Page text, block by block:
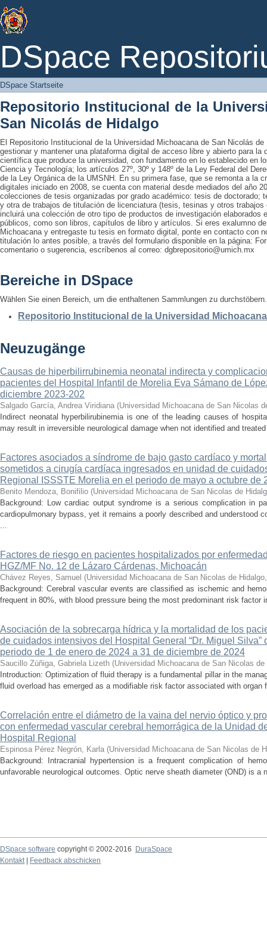
DSpace
DSpace Startseite
DSpace Startseite
Repositorio Institucional de la
San Nicolás de Hidalgo
El Repositorio Institucional de la Universidad Michoacana de San Nicolás
gestionar y mantener una plataforma digital de acceso libre y abierto para la
científica que produce la universidad, con fundamento en lo establecido en
Ciencia y Tecnología; los artículos 27º, 30º y 148º de la Ley Federal del
de la Ley Orgánica de la UMSNH. En su primera fase, que se remonta a la
digitales iniciado en 2008, se cuenta con material desde mediados del año
colecciones de tesis organizadas por grado académico: tesis de doctorado;
y otra de trabajos de titulación de licenciatura (tesis, tesinas y otros
incluirá una colección de otro tipo de productos de investigación elaborados
públicos, como son libros, capítulos de libro y artículos. Si eres exalumno
Michoacana y entregaste tu tesis en formato digital, ponte en contacto con
titulación lo antes posible, a través del formulario disponible en la página:
comentario o sugerencia, escríbenos al correo: dgbrepositorio@umich.mx
Bereiche in DSpace
Wählen Sie einen Bereich, um die enthaltenen Sammlungen zu durchstöbern.
Repositorio Institucional de la Universidad
Neuzugänge
Causas de hiperbilirrubinemia neonatal indirecta y
pacientes del Hospital Infantil de Morelia Eva Sámano de
diciembre 2023-202
Salgado García, Andrea Viridiana (Universidad Michoacana de San Nicolas
Indirect neonatal hyperbilirubinemia is one of the leading causes of
may result in irreversible neurological damage when not identified and
Factores asociados a síndrome de bajo gasto cardíaco y
sometidos a cirugía cardíaca ingresados en unidad de
Regional ISSSTE Morelia en el periodo de mayo a octubre de
Benito Mendoza, Bonifilio (Universidad Michoacana de San Nicolas de
Background: Low cardiac output syndrome is a serious complication in
cardiopulmonary bypass, yet it remains a poorly described and understood
...
Factores de riesgo en pacientes hospitalizados por
HGZ/MF No. 12 de Lázaro Cárdenas, Michoacán
Chávez Reyes, Samuel (Universidad Michoacana de San Nicolas de Hidalgo
Background: Cerebral vascular events are classified as ischemic and
frequent in 80%, with blood pressure being the most predominant risk factor
Asociación de la sobrecarga hídrica y la mortalidad de los
de cuidados intensivos del Hospital General “Dr. Miguel
periodo de 1 de enero de 2024 a 31 de diciembre de 2024
Saucillo Zúñiga, Gabriela Lizeth (Universidad Michoacana de San Nicolas de
Introduction: Optimization of fluid therapy is a fundamental pillar in the
fluid overload has emerged as a modifiable risk factor associated with organ
Correlación entre el diámetro de la vaina del nervio óptico y
con enfermedad vascular cerebral hemorrágica de la Unidad
Hospital Regional
Espinosa Pérez Negrón, Karla (Universidad Michoacana de San Nicolas de
Background: Intracranial hypertension is a frequent complication of
unfavorable neurological outcomes. Optic nerve sheath diameter (OND) is a
DSpace software copyright © 2002-2016
DuraSpace
Kontakt| Feedback abschicken